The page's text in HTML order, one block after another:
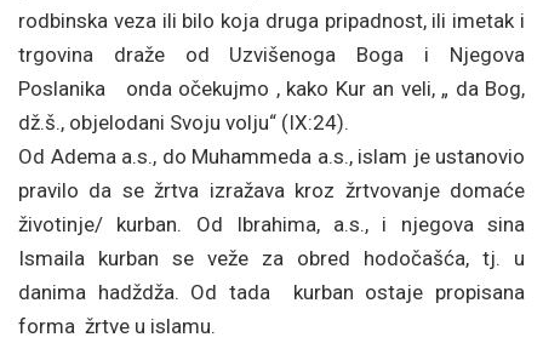
rodbinska veza ili bilo koja druga pripadnost, ili imetak i
trgovina draže od Uzvišenoga Boga i Njegova
Poslanika onda očekujmo , kako Kur an veli, „ da Bog,
dž.š., objelodani Svoju volju“ (IX:24).
Od Adema a.s., do Muhammeda a.s., islam je ustanovio
pravilo da se žrtva izražava kroz žrtvovanje domaće
životinje/ kurban. Od Ibrahima, a.s., i njegova sina
Ismaila kurban se veže za obred hodočašća, tj. u
danima hadždža. Od tada kurban ostaje propisana
forma žrtve u islamu.